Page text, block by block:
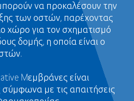
να προκαλέσουν την
των οστών, παρέχοντας
χώρο για τον σχηματισμό
δομής, η οποία είναι ο
Mεμβράνες είναι
με τις απαιτήσεις